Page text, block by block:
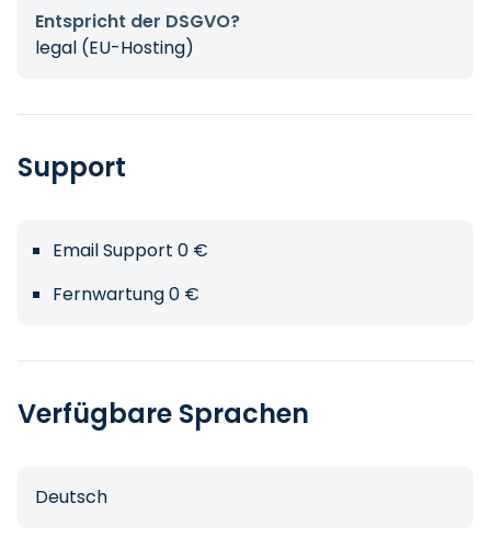
Entspricht der DSGVO?
legal (EU-Hosting)
Support
Email Support 0 €
Fernwartung 0 €
Verfügbare Sprachen
Deutsch